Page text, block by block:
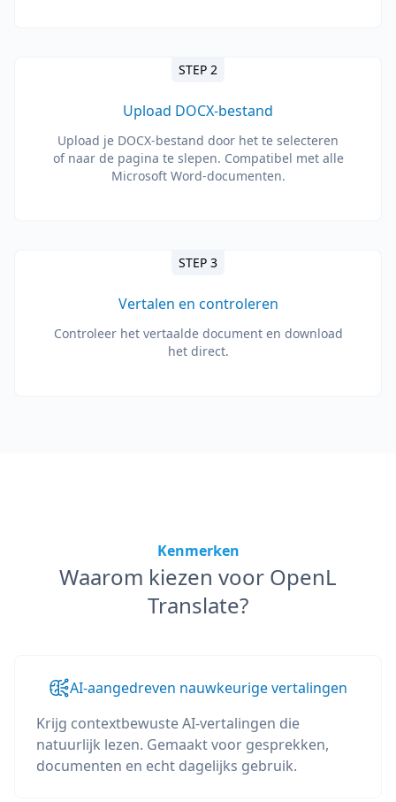
STEP 2
Upload DOCX-bestand
Upload je DOCX-bestand door het te selecteren
of naar de pagina te slepen. Compatibel met alle
Microsoft Word-documenten.
STEP 3
Vertalen en controleren
Controleer het vertaalde document en download
het direct.
Kenmerken
Waarom kiezen voor OpenL
Translate?
AI-aangedreven nauwkeurige vertalingen
Krijg contextbewuste AI-vertalingen die
natuurlijk lezen. Gemaakt voor gesprekken,
documenten en echt dagelijks gebruik.